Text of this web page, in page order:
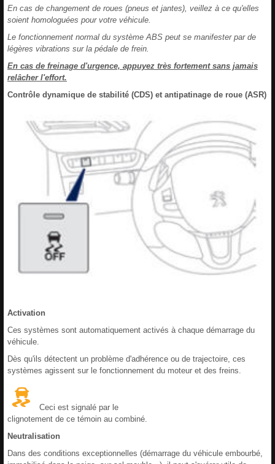
En cas de changement de roues (pneus et jantes), veillez à ce qu'elles
soient homologuées pour votre véhicule.
Le fonctionnement normal du système ABS peut se manifester par de
légères vibrations sur la pédale de frein.
En cas de freinage d'urgence, appuyez très fortement sans jamais
relâcher l'effort.
Contrôle dynamique de stabilité (CDS) et antipatinage de roue (ASR)
Activation
Ces systèmes sont automatiquement activés à chaque démarrage du
véhicule.
Dès qu'ils détectent un problème d'adhérence ou de trajectoire, ces
systèmes agissent sur le fonctionnement du moteur et des freins.
Ceci est signalé par le
clignotement de ce témoin au combiné.
Neutralisation
Dans des conditions exceptionnelles (démarrage du véhicule embourbé,